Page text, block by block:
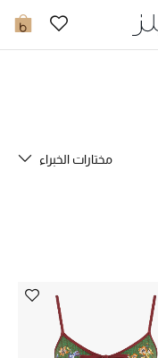
0
مختارات الخبراء